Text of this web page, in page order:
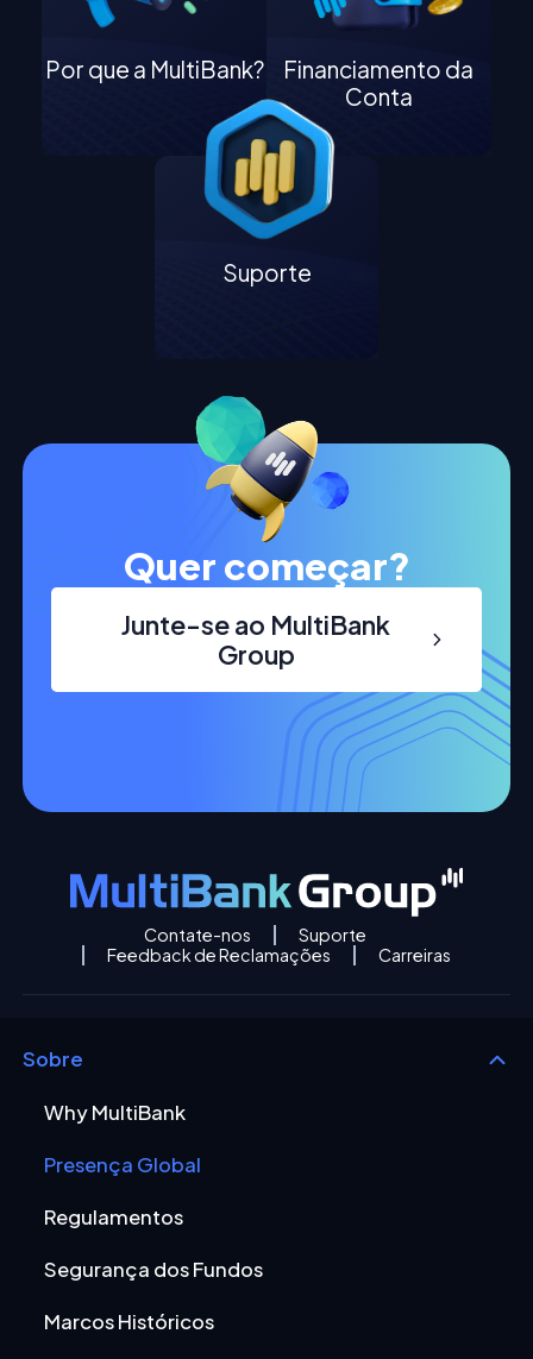
Por que a MultiBank?
Financiamento da
Conta
Suporte
Quer começar?
Junte-se ao MultiBank
Group
Contate-nos
Suporte
Feedback de Reclamações
Carreiras
Sobre
Why MultiBank
Presença Global
Regulamentos
Segurança dos Fundos
Marcos Históricos